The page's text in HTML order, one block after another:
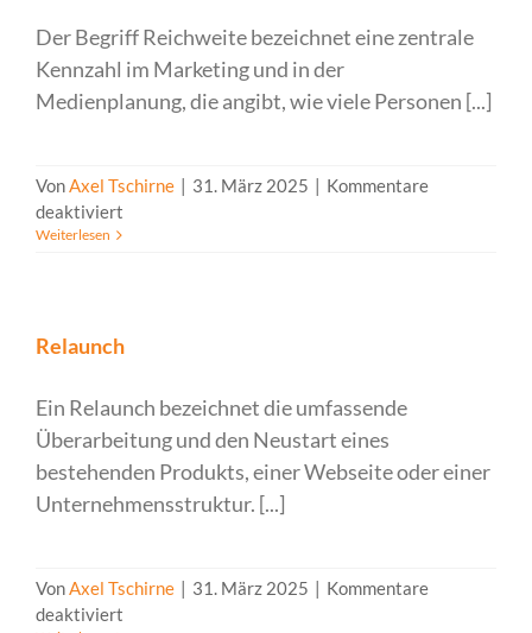
Der Begriff Reichweite bezeichnet eine zentrale
Kennzahl im Marketing und in der
Medienplanung, die angibt, wie viele Personen [...]
VonAxel Tschirne | 31. März 2025 | Kommentare
deaktiviert
Weiterlesen
Relaunch
Ein Relaunch bezeichnet die umfassende
Überarbeitung und den Neustart eines
bestehenden Produkts, einer Webseite oder einer
Unternehmensstruktur. [...]
VonAxel Tschirne | 31. März 2025 | Kommentare
deaktiviert